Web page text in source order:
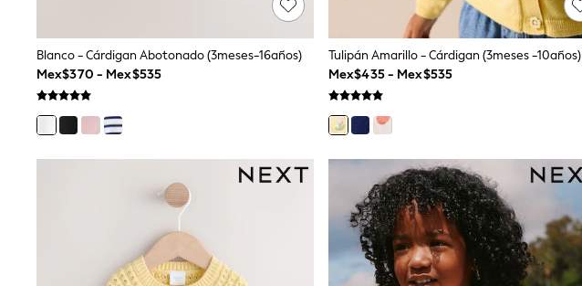
Boots & Wellies
School Shoes
Sneakers
Underwear & Socks
All Underwear
Pyjamas
All Accessories
Shop All Boys
Sneakers
Hoodies & Sweatshirts
Blanco - Cárdigan Abotonado (3meses-16años)
Mex$370 - Mex$535
Tulipán Amarillo - Cárdigan (3meses -10años)
Mex$435 - Mex$535